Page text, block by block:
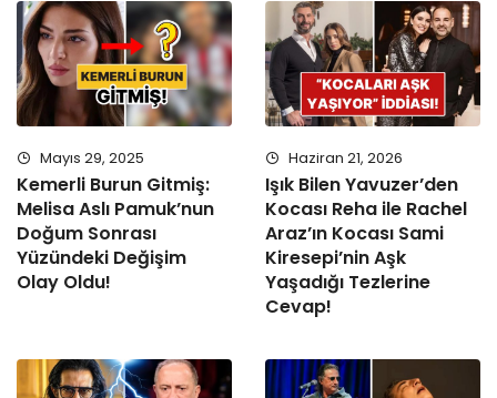
Mayıs 29, 2025
Kemerli Burun Gitmiş:
Melisa Aslı Pamuk’nun
Doğum Sonrası
Yüzündeki Değişim
Olay Oldu!
Haziran 21, 2026
Işık Bilen Yavuzer’den
Kocası Reha ile Rachel
Araz’ın Kocası Sami
Kiresepi’nin Aşk
Yaşadığı Tezlerine
Cevap!